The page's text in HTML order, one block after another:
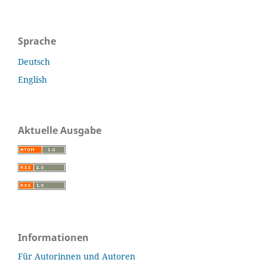
Sprache
Deutsch
English
Aktuelle Ausgabe
Informationen
Für Autorinnen und Autoren